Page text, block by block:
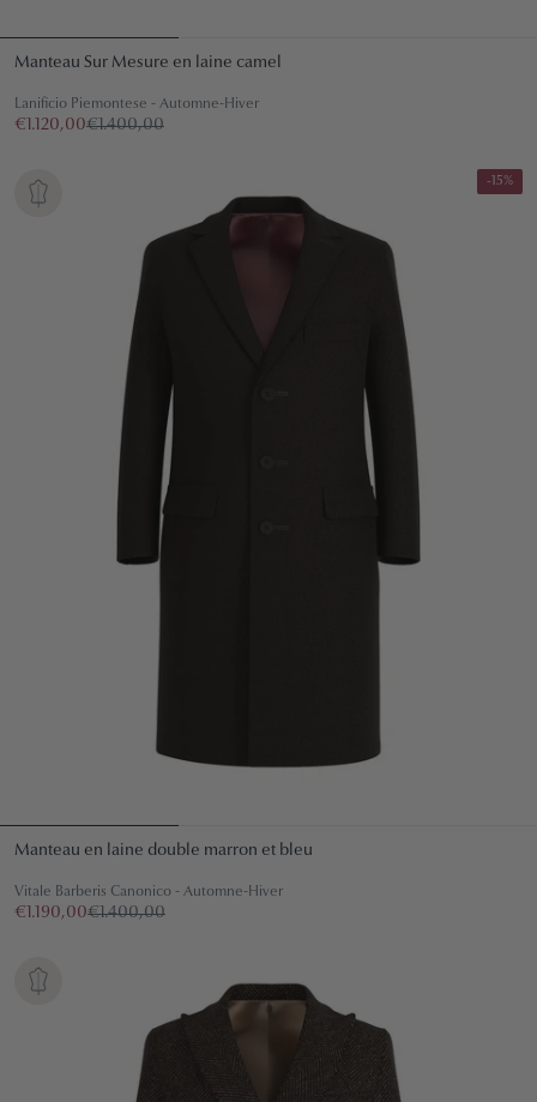
Manteau Sur Mesure en laine camel
Lanificio Piemontese - Automne-Hiver
€1.120,00€1.400,00
-15%
Manteau en laine double marron et bleu
Vitale Barberis Canonico - Automne-Hiver
€1.190,00€1.400,00